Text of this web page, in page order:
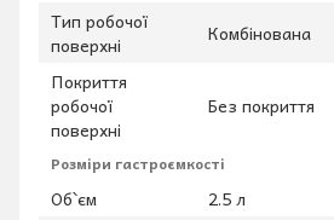
Тип робочої
поверхні
Комбінована
Покриття
робочої
поверхні
Без покриття
Розміри гастроємкості
Об`єм
2.5 л